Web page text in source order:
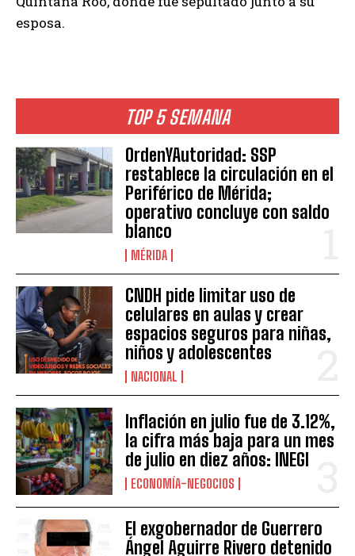
TOP 5 SEMANA
OrdenYAutoridad: SSP
restablece la circulación en el
Periférico de Mérida;
operativo concluye con saldo
blanco
MÉRIDA
CNDH pide limitar uso de
celulares en aulas y crear
espacios seguros para niñas,
niños y adolescentes
NACIONAL
Inflación en julio fue de 3.12%,
la cifra más baja para un mes
de julio en diez años: INEGI
ECONOMÍA-NEGOCIOS
El exgobernador de Guerrero
Ángel Aguirre Rivero detenido
esposa.